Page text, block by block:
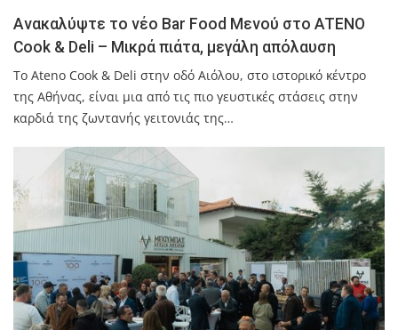
Ανακαλύψτε το νέο Bar Food Μενού στο ATENO
Cook & Deli – Μικρά πιάτα, μεγάλη απόλαυση
Το Ateno Cook & Deli στην οδό Αιόλου, στο ιστορικό κέντρο
της Αθήνας, είναι μια από τις πιο γευστικές στάσεις στην
καρδιά της ζωντανής γειτονιάς της…